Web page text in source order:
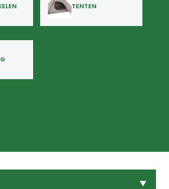
TENTEN
▼